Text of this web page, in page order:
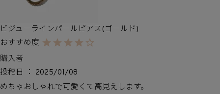
ビジューラインパールピアス(ゴールド)
購入者
投稿日
2025/01/08
めちゃおしゃれで可愛くて高見えします。